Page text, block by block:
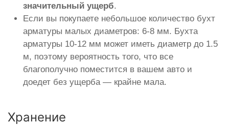
значительный ущерб.
Если вы покупаете небольшое количество бухт
арматуры малых диаметров: 6-8 мм. Бухта
арматуры 10-12 мм может иметь диаметр до 1.5
м, поэтому вероятность того, что все
благополучно поместится в вашем авто и
доедет без ущерба — крайне мала.
Хранение